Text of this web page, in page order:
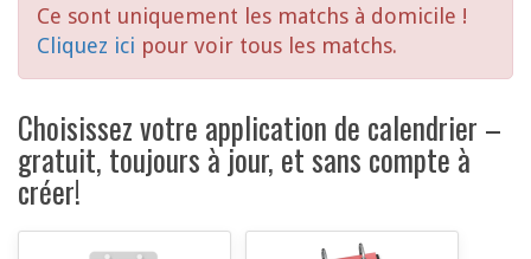
Ce sont uniquement les matchs à domicile !
Cliquez ici pour voir tous les matchs.
Choisissez votre application de calendrier –
gratuit, toujours à jour, et sans compte à
créer!